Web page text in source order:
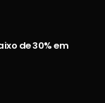
de 30% em